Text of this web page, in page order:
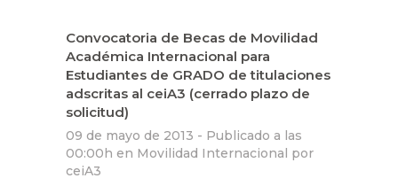
Convocatoria de Becas de Movilidad
Académica Internacional para
Estudiantes de GRADO de titulaciones
adscritas al ceiA3 (cerrado plazo de
solicitud)
09 de mayo de 2013 - Publicado a las
00:00h en Movilidad Internacional por
ceiA3